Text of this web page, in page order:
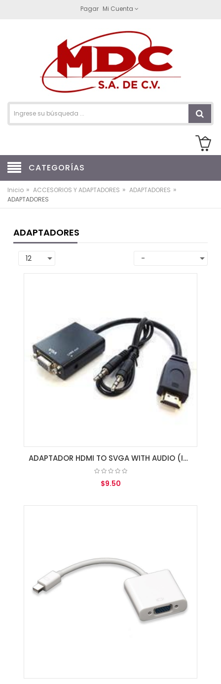
Pagar Mi Cuenta
CATEGORÍAS
Inicio » ACCESORIOS Y ADAPTADORES » ADAPTADORES »
ADAPTADORES
ADAPTADORES
ADAPTADOR HDMI TO SVGA WITH AUDIO (INCLUYE CABLE DE 3.5MM M-M)
$9.50